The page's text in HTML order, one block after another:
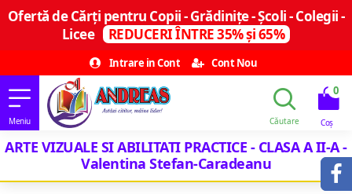
Ofertă de Cărți pentru Copii - Grădinițe - Școli - Colegii -
Licee
REDUCERI ÎNTRE 35% și 65%
Intrare in Cont
Cont Nou
0
ARTE VIZUALE SI ABILITATI PRACTICE - CLASA A II-A -
Valentina Stefan-Caradeanu